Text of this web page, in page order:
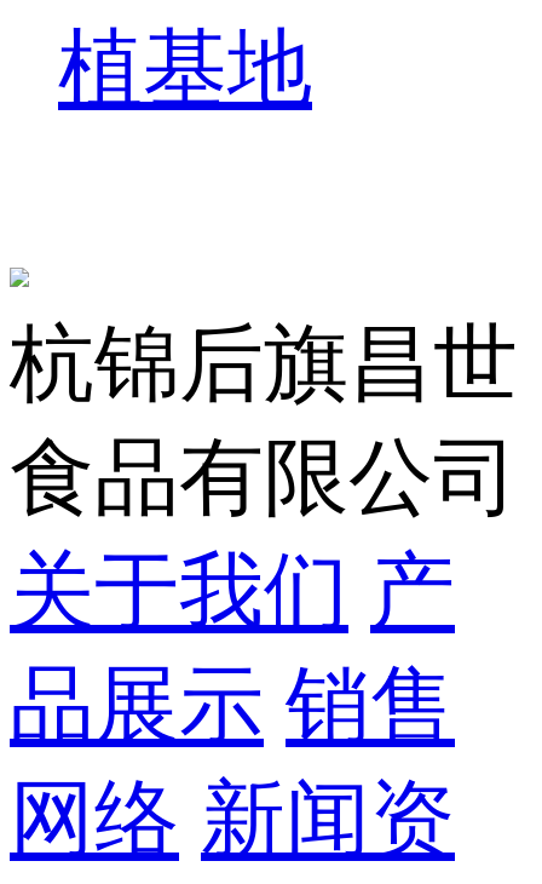
植基地
杭锦后旗昌世
食品有限公司
关于我们 产
品展示 销售
网络 新闻资